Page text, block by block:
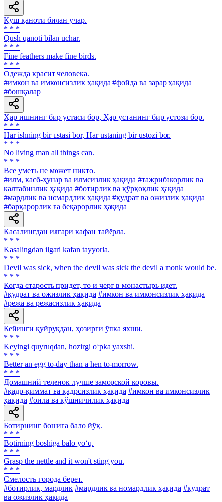
Қуш қаноти билан учар.
* * *
Qush qanoti bilan uchar.
* * *
Fine feathers make fine birds.
* * *
Одежда красит человека.
#имкон ва имконсизлик ҳақида #фойда ва зарар ҳақида
#бошқалар
Ҳар ишнинг бир устаси бор, Ҳар устанинг бир устози бор.
* * *
Har ishning bir ustasi bor, Har ustaning bir ustozi bor.
* * *
No living man all things can.
* * *
Все уметь не может никто.
#илм, касб-ҳунар ва илмсизлик ҳақида #тажрибакорлик ва
калтабинлик ҳақида #ботирлик ва қўрқоқлик ҳақида
#мардлик ва номардлик ҳақида #қудрат ва ожизлик ҳақида
#барқарорлик ва беқарорлик ҳақида
Касалингдан илгари кафан тайёрла.
* * *
Kasalingdan ilgari kafan tayyorla.
* * *
Devil was sick, when the devil was sick the devil a monk would be.
* * *
Когда старость придет, то и черт в монастырь идет.
#қудрат ва ожизлик ҳақида #имкон ва имконсизлик ҳақида
#режа ва режасизлик ҳақида
Кейинги қуйруқдан, ҳозирги ўпка яхши.
* * *
Keyingi quyruqdan, hozirgi o‘pka yaxshi.
* * *
Better an egg to-day than a hen to-morrow.
* * *
Домашний теленок лучше заморской коровы.
#қадр-қиммат ва қадрсизлик ҳақида #имкон ва имконсизлик
ҳақида #оила ва қўшничилик ҳақида
Ботирнинг бошига бало йўқ.
* * *
Botirning boshiga balo yo‘q.
* * *
Grasp the nettle and it won't sting you.
* * *
Смелость города берет.
#ботирлик, мардлик #мардлик ва номардлик ҳақида #қудрат
ва ожизлик ҳақида